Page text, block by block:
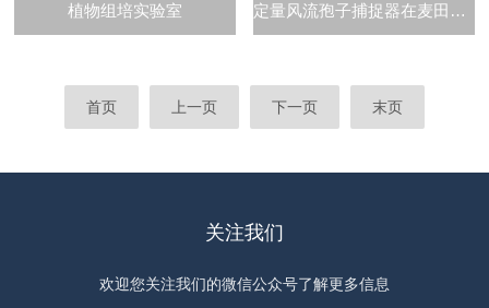
植物组培实验室 定量风流孢子捕捉器在麦田中的使用
首页 上一页 下一页 末页
关注我们
欢迎您关注我们的微信公众号了解更多信息